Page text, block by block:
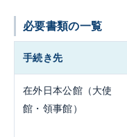
必要書類の一覧
手続き先
在外日本公館（大使
館・領事館）